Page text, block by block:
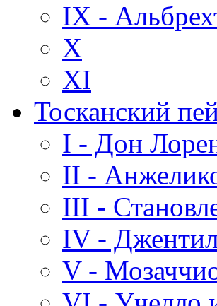
IX -
X
XI
Тосканский
I - Дон
II -
III -
IV -
V -